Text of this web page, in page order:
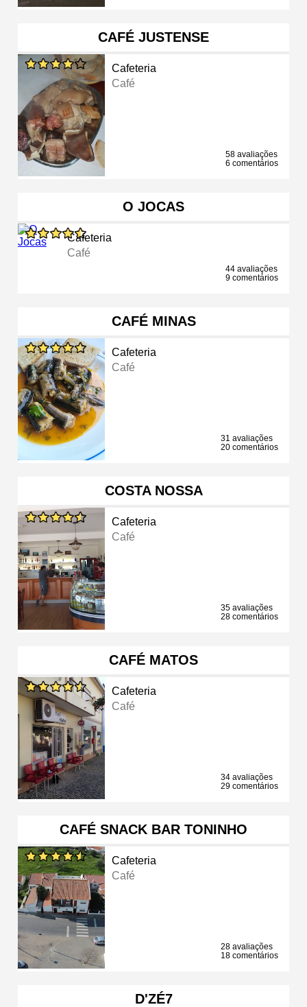
CAFÉ JUSTENSE
Cafeteria
Café
58 avaliações
6 comentários
O JOCAS
Cafeteria
Café
44 avaliações
9 comentários
CAFÉ MINAS
Cafeteria
Café
31 avaliações
20 comentários
COSTA NOSSA
Cafeteria
Café
35 avaliações
28 comentários
CAFÉ MATOS
Cafeteria
Café
34 avaliações
29 comentários
CAFÉ SNACK BAR TONINHO
Cafeteria
Café
28 avaliações
18 comentários
D'ZÉ7